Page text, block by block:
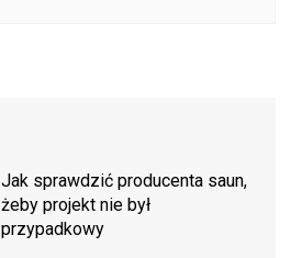
Jak sprawdzić producenta saun,
żeby projekt nie był
przypadkowy